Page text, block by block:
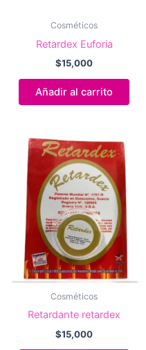
Cosméticos
Retardex Euforia
$15,000
Añadir al carrito
Cosméticos
Retardante retardex
$15,000